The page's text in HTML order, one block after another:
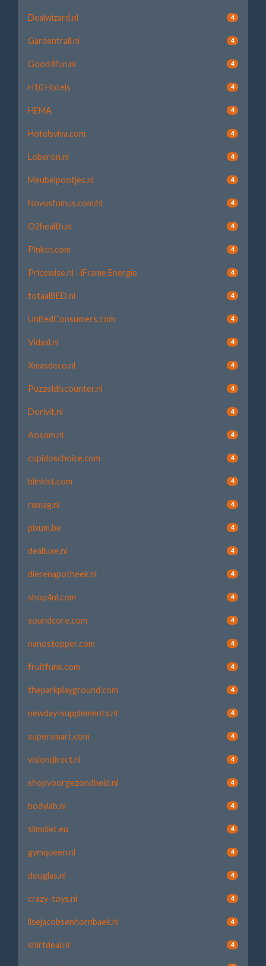
Dealwizard.nl 4
Gardentrail.nl 4
Good4fun.nl 4
H10 Hotels 4
HEMA 4
Hotelsviva.com 4
Loberon.nl 4
Meubelpootjes.nl 4
Novusfumus.com/nl 4
O2health.nl 4
Plnktn.com 4
Pricewise.nl - iFrame Energie 4
totaalBED.nl 4
UnitedConsumers.com 4
Vidaxl.nl 4
Xmasdeco.nl 4
Puzzeldiscounter.nl 4
Dorivit.nl 4
Aosom.nl 4
cupidoschoice.com 4
blinkist.com 4
rumag.nl 4
pixum.be 4
dealluxe.nl 4
dierenapotheek.nl 4
shop4nl.com 4
soundcore.com 4
nanostopper.com 4
fruitfunk.com 4
theparkplayground.com 4
newday-supplements.nl 4
supersmart.com 4
visiondirect.nl 4
shopvoorgezondheid.nl 4
bodylab.nl 4
slimdiet.eu 4
gymqueen.nl 4
douglas.nl 4
crazy-toys.nl 4
ilsejacobsenhornbaek.nl 4
shirtdeal.nl 4